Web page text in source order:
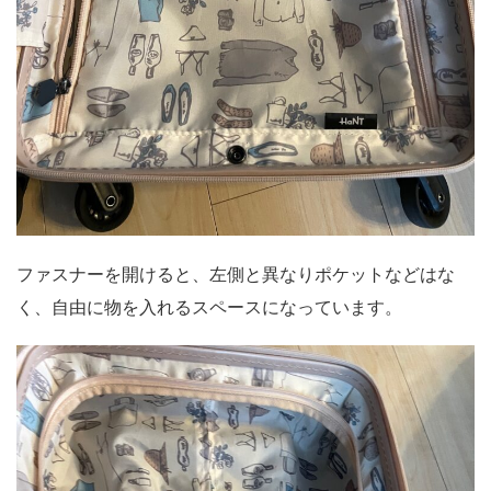
ファスナーを開けると、左側と異なりポケットなどはな
く、自由に物を入れるスペースになっています。